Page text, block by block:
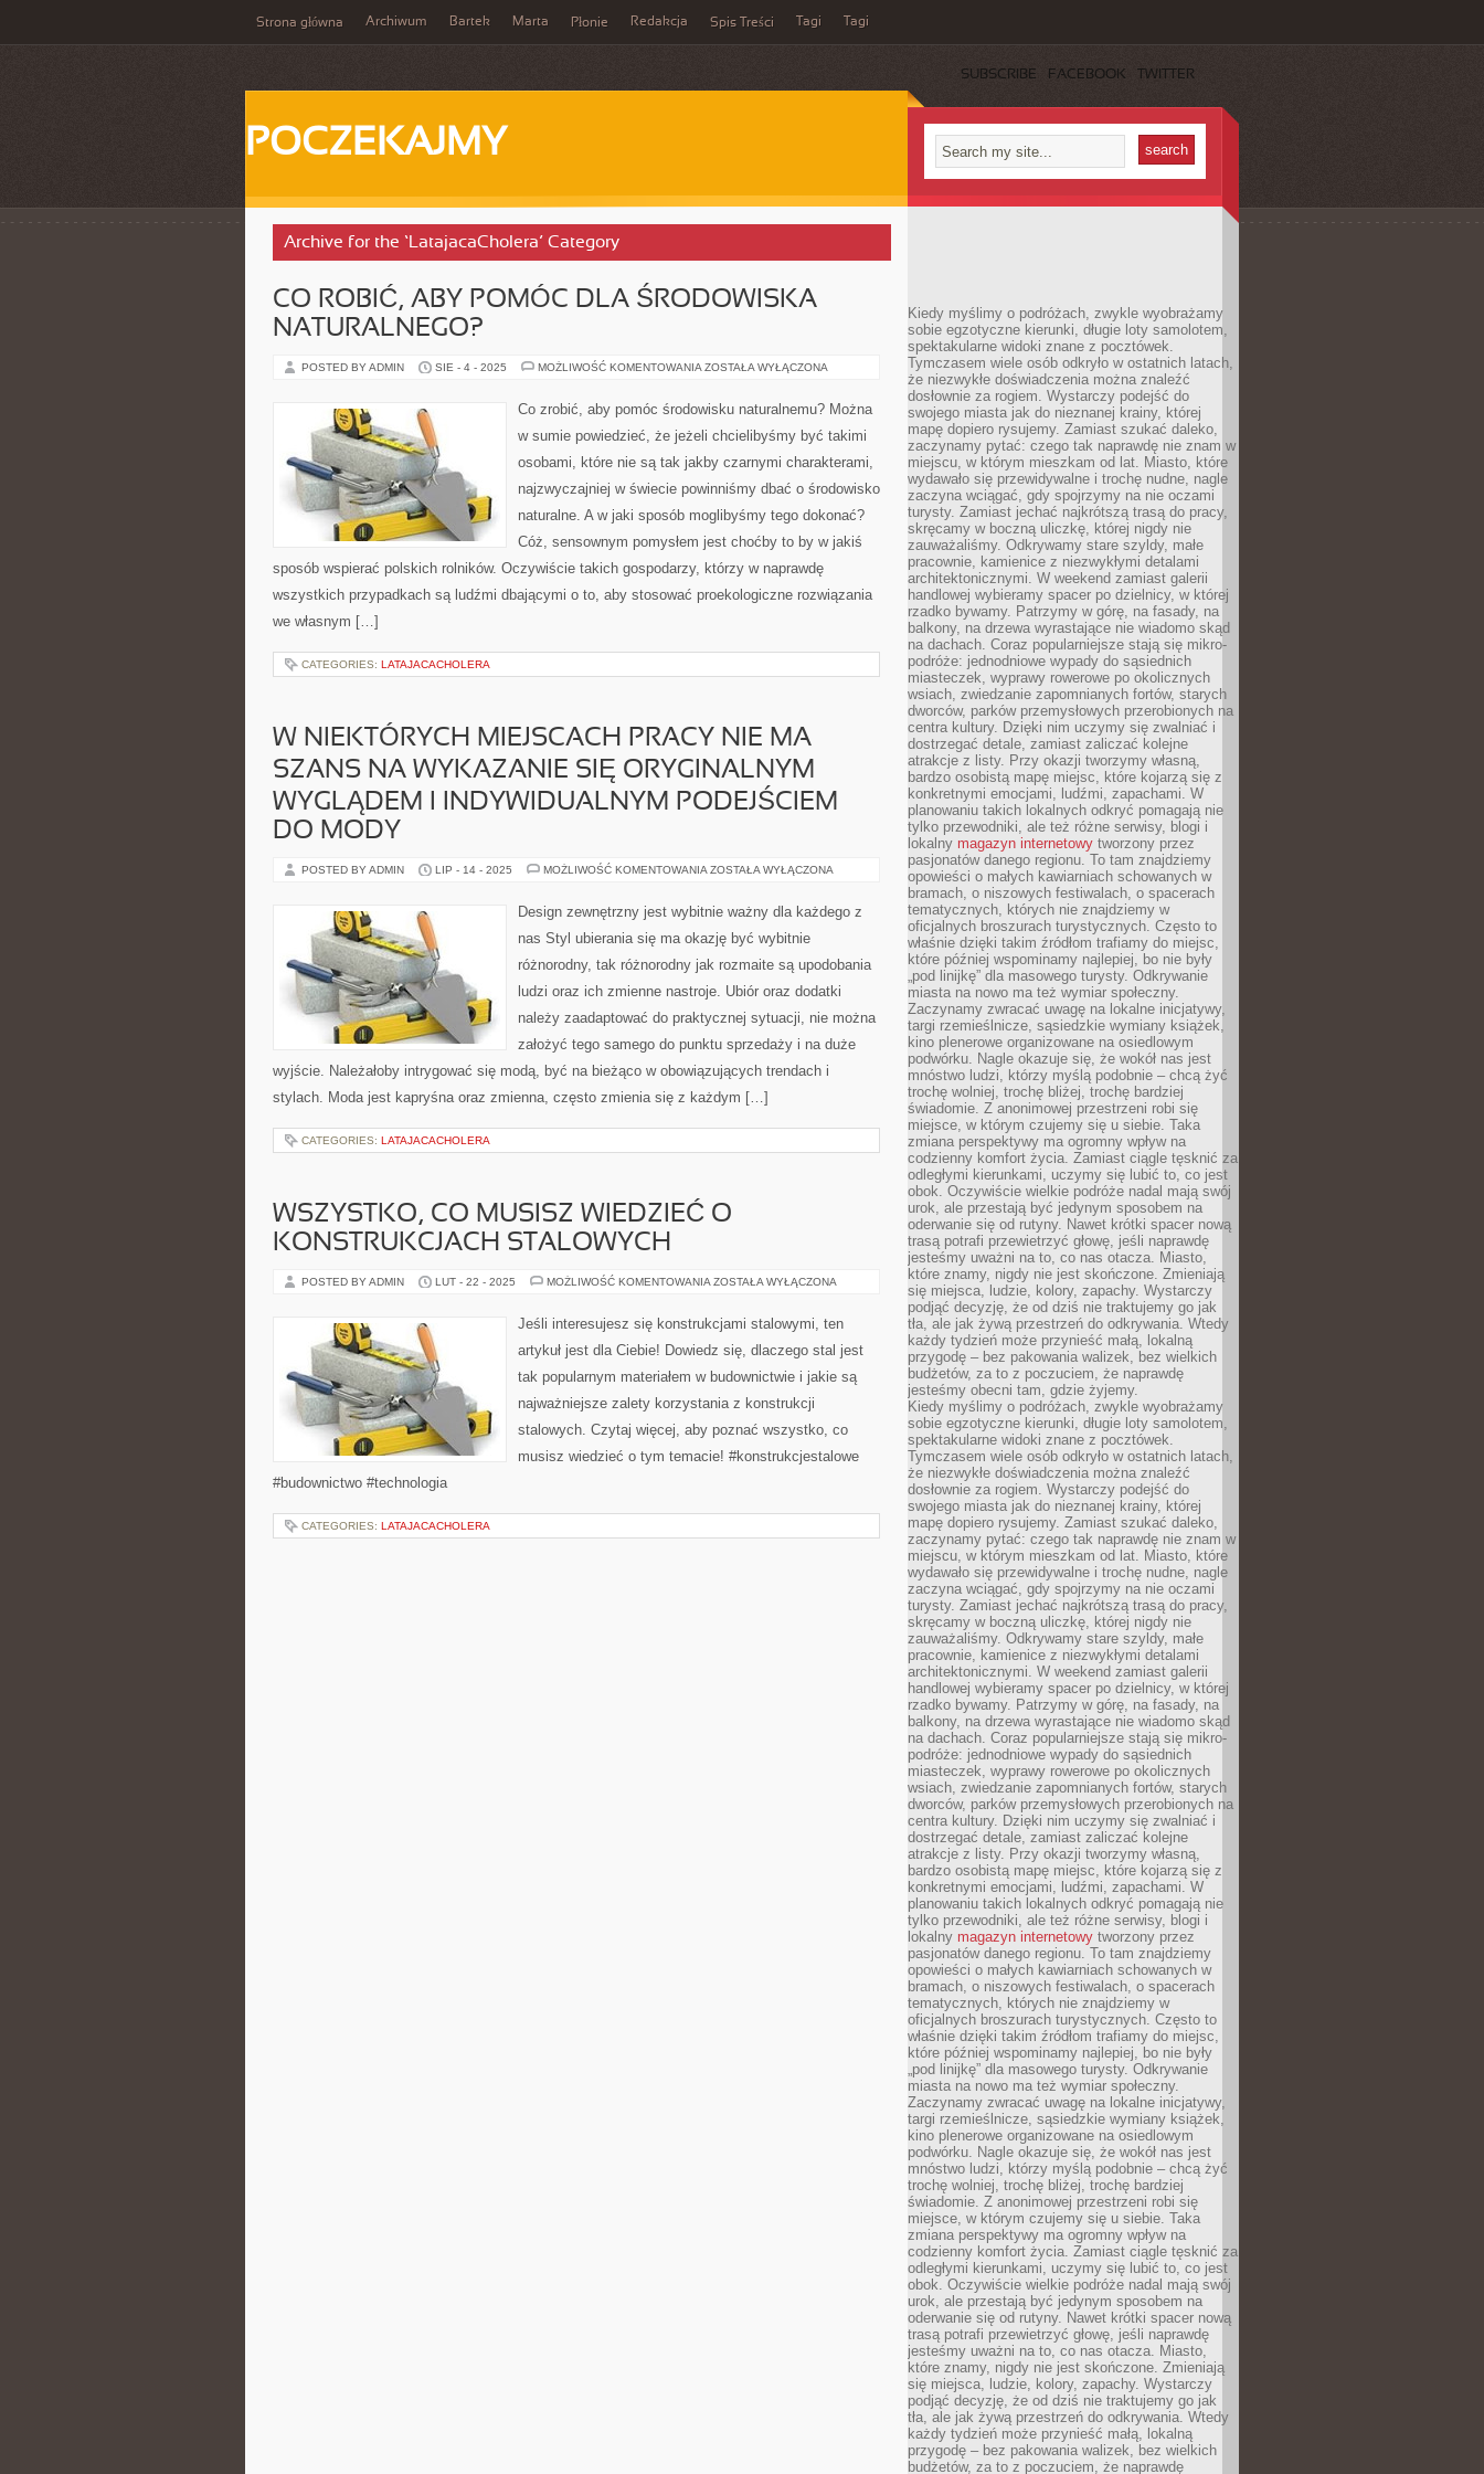
Strona główna Archiwum Bartek Marta Płonie Redakcja Spis Treści Tagi Tagi
SUBSCRIBE FACEBOOK TWITTER
POCZEKAJMY
Archive for the ‘LatajacaCholera’ Category
CO ROBIĆ, ABY POMÓC DLA ŚRODOWISKA
NATURALNEGO?
POSTED BY ADMIN SIE - 4 - 2025 MOŻLIWOŚĆ KOMENTOWANIA CO
POMÓC
DLA
NATURALNEGO?
ZOSTAŁA WYŁĄCZONA
Co zrobić, aby pomóc środowisku naturalnemu? Można
w sumie powiedzieć, że jeżeli chcielibyśmy być takimi
osobami, które nie są tak jakby czarnymi charakterami,
najzwyczajniej w świecie powinniśmy dbać o środowisko
naturalne. A w jaki sposób moglibyśmy tego dokonać?
Cóż, sensownym pomysłem jest choćby to by w jakiś
sposób wspierać polskich rolników. Oczywiście takich gospodarzy, którzy w naprawdę
wszystkich przypadkach są ludźmi dbającymi o to, aby stosować proekologiczne rozwiązania
we własnym […]
CATEGORIES: LATAJACACHOLERA
W NIEKTÓRYCH MIEJSCACH PRACY NIE MA
SZANS NA WYKAZANIE SIĘ ORYGINALNYM
WYGLĄDEM I INDYWIDUALNYM PODEJŚCIEM
DO MODY
POSTED BY ADMIN LIP - 14 - 2025 MOŻLIWOŚĆ KOMENTOWANIA W
PRACY
NIE
SZANS
WYKAZANIE
ORYGINALNYM
I
INDYWIDUALNYM
PODEJŚCIEM
DO
MODY
ZOSTAŁA WYŁĄCZONA
Design zewnętrzny jest wybitnie ważny dla każdego z
nas Styl ubierania się ma okazję być wybitnie
różnorodny, tak różnorodny jak rozmaite są upodobania
ludzi oraz ich zmienne nastroje. Ubiór oraz dodatki
należy zaadaptować do praktycznej sytuacji, nie można
założyć tego samego do punktu sprzedaży i na duże
wyjście. Należałoby intrygować się modą, być na bieżąco w obowiązujących trendach i
stylach. Moda jest kapryśna oraz zmienna, często zmienia się z każdym […]
CATEGORIES: LATAJACACHOLERA
WSZYSTKO, CO MUSISZ WIEDZIEĆ O
KONSTRUKCJACH STALOWYCH
POSTED BY ADMIN LUT - 22 - 2025 MOŻLIWOŚĆ KOMENTOWANIA WSZYSTKO,
WIEDZIEĆ
O
STALOWYCH
ZOSTAŁA WYŁĄCZONA
Jeśli interesujesz się konstrukcjami stalowymi, ten
artykuł jest dla Ciebie! Dowiedz się, dlaczego stal jest
tak popularnym materiałem w budownictwie i jakie są
najważniejsze zalety korzystania z konstrukcji
stalowych. Czytaj więcej, aby poznać wszystko, co
musisz wiedzieć o tym temacie! #konstrukcjestalowe
#budownictwo #technologia
CATEGORIES: LATAJACACHOLERA
Kiedy myślimy o podróżach, zwykle wyobrażamy
sobie egzotyczne kierunki, długie loty samolotem,
spektakularne widoki znane z pocztówek.
Tymczasem wiele osób odkryło w ostatnich latach,
że niezwykłe doświadczenia można znaleźć
dosłownie za rogiem. Wystarczy podejść do
swojego miasta jak do nieznanej krainy, której
mapę dopiero rysujemy. Zamiast szukać daleko,
zaczynamy pytać: czego tak naprawdę nie znam w
miejscu, w którym mieszkam od lat. Miasto, które
wydawało się przewidywalne i trochę nudne, nagle
zaczyna wciągać, gdy spojrzymy na nie oczami
turysty. Zamiast jechać najkrótszą trasą do pracy,
skręcamy w boczną uliczkę, której nigdy nie
zauważaliśmy. Odkrywamy stare szyldy, małe
pracownie, kamienice z niezwykłymi detalami
architektonicznymi. W weekend zamiast galerii
handlowej wybieramy spacer po dzielnicy, w której
rzadko bywamy. Patrzymy w górę, na fasady, na
balkony, na drzewa wyrastające nie wiadomo skąd
na dachach. Coraz popularniejsze stają się mikro-
podróże: jednodniowe wypady do sąsiednich
miasteczek, wyprawy rowerowe po okolicznych
wsiach, zwiedzanie zapomnianych fortów, starych
dworców, parków przemysłowych przerobionych na
centra kultury. Dzięki nim uczymy się zwalniać i
dostrzegać detale, zamiast zaliczać kolejne
atrakcje z listy. Przy okazji tworzymy własną,
bardzo osobistą mapę miejsc, które kojarzą się z
konkretnymi emocjami, ludźmi, zapachami. W
planowaniu takich lokalnych odkryć pomagają nie
tylko przewodniki, ale też różne serwisy, blogi i
lokalny magazyn internetowy tworzony przez
pasjonatów danego regionu. To tam znajdziemy
opowieści o małych kawiarniach schowanych w
bramach, o niszowych festiwalach, o spacerach
tematycznych, których nie znajdziemy w
oficjalnych broszurach turystycznych. Często to
właśnie dzięki takim źródłom trafiamy do miejsc,
które później wspominamy najlepiej, bo nie były
„pod linijkę” dla masowego turysty. Odkrywanie
miasta na nowo ma też wymiar społeczny.
Zaczynamy zwracać uwagę na lokalne inicjatywy,
targi rzemieślnicze, sąsiedzkie wymiany książek,
kino plenerowe organizowane na osiedlowym
podwórku. Nagle okazuje się, że wokół nas jest
mnóstwo ludzi, którzy myślą podobnie – chcą żyć
trochę wolniej, trochę bliżej, trochę bardziej
świadomie. Z anonimowej przestrzeni robi się
miejsce, w którym czujemy się u siebie. Taka
zmiana perspektywy ma ogromny wpływ na
codzienny komfort życia. Zamiast ciągle tęsknić za
odległymi kierunkami, uczymy się lubić to, co jest
obok. Oczywiście wielkie podróże nadal mają swój
urok, ale przestają być jedynym sposobem na
oderwanie się od rutyny. Nawet krótki spacer nową
trasą potrafi przewietrzyć głowę, jeśli naprawdę
jesteśmy uważni na to, co nas otacza. Miasto,
które znamy, nigdy nie jest skończone. Zmieniają
się miejsca, ludzie, kolory, zapachy. Wystarczy
podjąć decyzję, że od dziś nie traktujemy go jak
tła, ale jak żywą przestrzeń do odkrywania. Wtedy
każdy tydzień może przynieść małą, lokalną
przygodę – bez pakowania walizek, bez wielkich
budżetów, za to z poczuciem, że naprawdę
jesteśmy obecni tam, gdzie żyjemy.
Kiedy myślimy o podróżach, zwykle wyobrażamy
sobie egzotyczne kierunki, długie loty samolotem,
spektakularne widoki znane z pocztówek.
Tymczasem wiele osób odkryło w ostatnich latach,
że niezwykłe doświadczenia można znaleźć
dosłownie za rogiem. Wystarczy podejść do
swojego miasta jak do nieznanej krainy, której
mapę dopiero rysujemy. Zamiast szukać daleko,
zaczynamy pytać: czego tak naprawdę nie znam w
miejscu, w którym mieszkam od lat. Miasto, które
wydawało się przewidywalne i trochę nudne, nagle
zaczyna wciągać, gdy spojrzymy na nie oczami
turysty. Zamiast jechać najkrótszą trasą do pracy,
skręcamy w boczną uliczkę, której nigdy nie
zauważaliśmy. Odkrywamy stare szyldy, małe
pracownie, kamienice z niezwykłymi detalami
architektonicznymi. W weekend zamiast galerii
handlowej wybieramy spacer po dzielnicy, w której
rzadko bywamy. Patrzymy w górę, na fasady, na
balkony, na drzewa wyrastające nie wiadomo skąd
na dachach. Coraz popularniejsze stają się mikro-
podróże: jednodniowe wypady do sąsiednich
miasteczek, wyprawy rowerowe po okolicznych
wsiach, zwiedzanie zapomnianych fortów, starych
dworców, parków przemysłowych przerobionych na
centra kultury. Dzięki nim uczymy się zwalniać i
dostrzegać detale, zamiast zaliczać kolejne
atrakcje z listy. Przy okazji tworzymy własną,
bardzo osobistą mapę miejsc, które kojarzą się z
konkretnymi emocjami, ludźmi, zapachami. W
planowaniu takich lokalnych odkryć pomagają nie
tylko przewodniki, ale też różne serwisy, blogi i
lokalny magazyn internetowy tworzony przez
pasjonatów danego regionu. To tam znajdziemy
opowieści o małych kawiarniach schowanych w
bramach, o niszowych festiwalach, o spacerach
tematycznych, których nie znajdziemy w
oficjalnych broszurach turystycznych. Często to
właśnie dzięki takim źródłom trafiamy do miejsc,
które później wspominamy najlepiej, bo nie były
„pod linijkę” dla masowego turysty. Odkrywanie
miasta na nowo ma też wymiar społeczny.
Zaczynamy zwracać uwagę na lokalne inicjatywy,
targi rzemieślnicze, sąsiedzkie wymiany książek,
kino plenerowe organizowane na osiedlowym
podwórku. Nagle okazuje się, że wokół nas jest
mnóstwo ludzi, którzy myślą podobnie – chcą żyć
trochę wolniej, trochę bliżej, trochę bardziej
świadomie. Z anonimowej przestrzeni robi się
miejsce, w którym czujemy się u siebie. Taka
zmiana perspektywy ma ogromny wpływ na
codzienny komfort życia. Zamiast ciągle tęsknić za
odległymi kierunkami, uczymy się lubić to, co jest
obok. Oczywiście wielkie podróże nadal mają swój
urok, ale przestają być jedynym sposobem na
oderwanie się od rutyny. Nawet krótki spacer nową
trasą potrafi przewietrzyć głowę, jeśli naprawdę
jesteśmy uważni na to, co nas otacza. Miasto,
które znamy, nigdy nie jest skończone. Zmieniają
się miejsca, ludzie, kolory, zapachy. Wystarczy
podjąć decyzję, że od dziś nie traktujemy go jak
tła, ale jak żywą przestrzeń do odkrywania. Wtedy
każdy tydzień może przynieść małą, lokalną
przygodę – bez pakowania walizek, bez wielkich
budżetów, za to z poczuciem, że naprawdę